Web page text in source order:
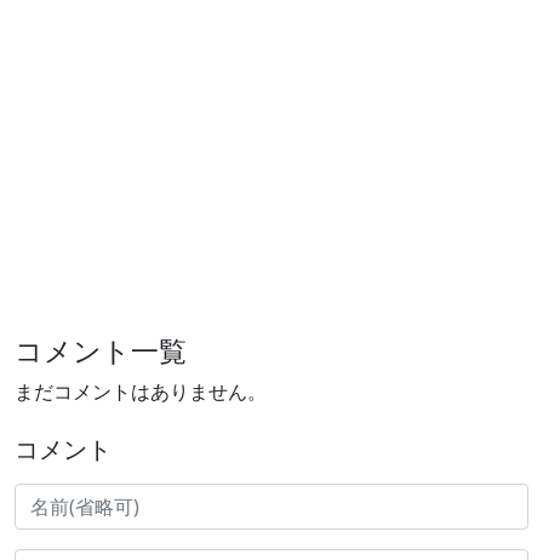
コメント一覧
まだコメントはありません。
コメント